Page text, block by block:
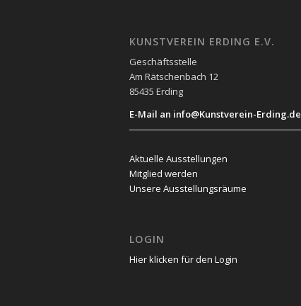
KUNSTVEREIN ERDING E.V.
Geschäftsstelle
Am Rätschenbach 12
85435 Erding
E-Mail an info@Kunstverein-Erding.de
Aktuelle Ausstellungen
Mitglied werden
Unsere Ausstellungsräume
LOGIN
Hier klicken für den Login